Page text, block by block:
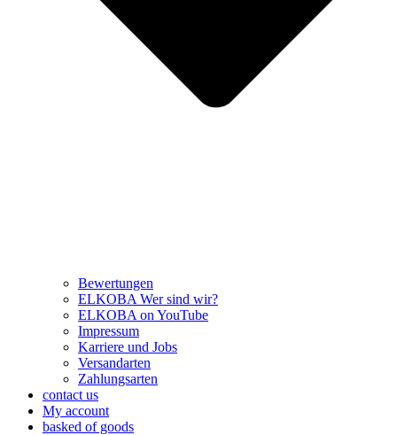
Bewertungen
ELKOBA Wer sind wir?
ELKOBA on YouTube
Impressum
Karriere und Jobs
Versandarten
Zahlungsarten
contact us
My account
basked of goods